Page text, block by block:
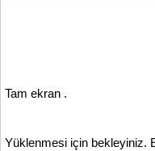
Tam ekran .
Yüklenmesi için bekleyiniz.